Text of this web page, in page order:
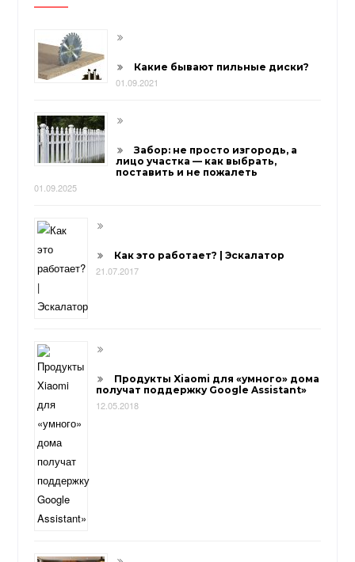
Какие бывают пильные диски?
01.09.2021
Забор: не просто изгородь, а
лицо участка — как выбрать,
поставить и не пожалеть
01.09.2025
Как это работает? | Эскалатор
21.07.2017
Продукты Xiaomi для «умного» дома
получат поддержку Google Assistant»
12.05.2018